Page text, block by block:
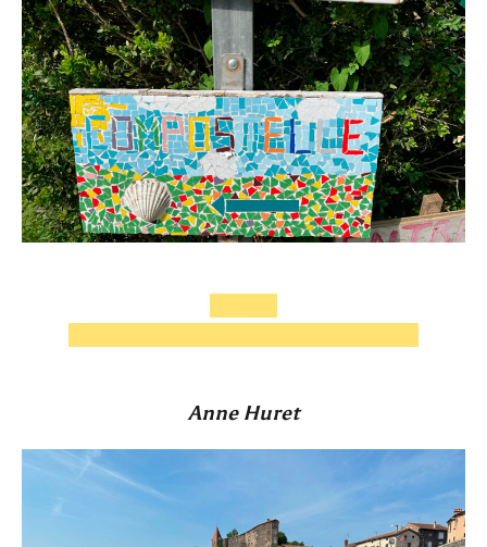
Anne Huret